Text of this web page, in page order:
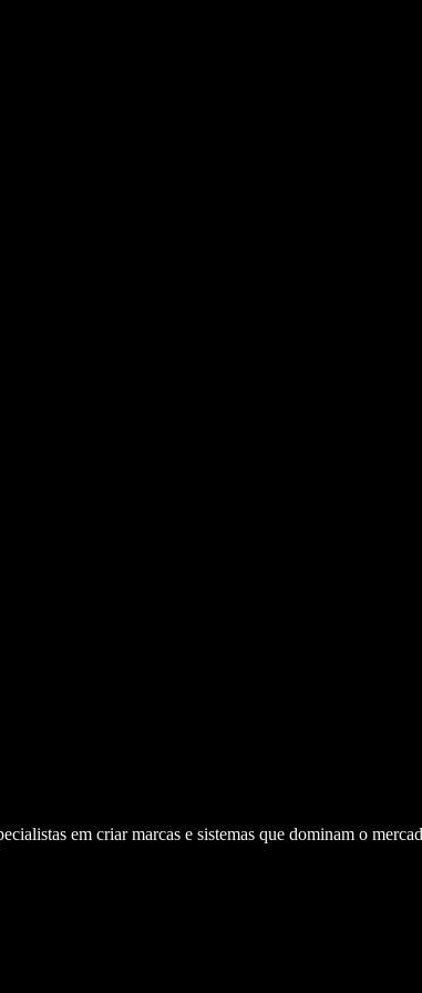
em criar marcas e sistemas que dominam o